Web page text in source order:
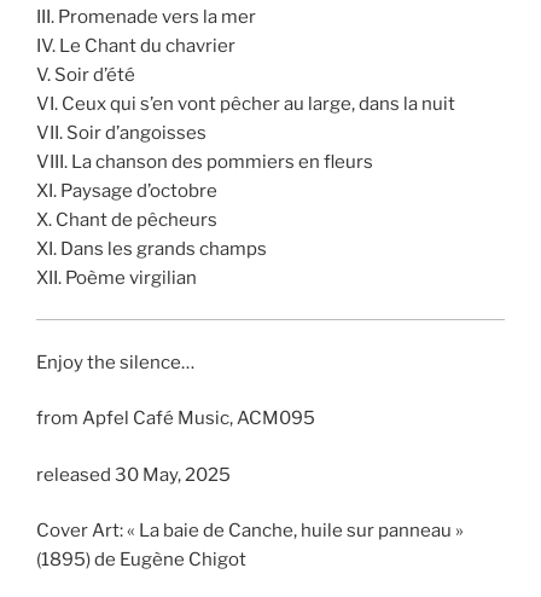
III. Promenade vers la mer
IV. Le Chant du chavrier
V. Soir d’été
VI. Ceux qui s’en vont pêcher au large, dans la nuit
VII. Soir d’angoisses
VIII. La chanson des pommiers en fleurs
XI. Paysage d’octobre
X. Chant de pêcheurs
XI. Dans les grands champs
XII. Poème virgilian
Enjoy the silence…
from Apfel Café Music, ACM095
released 30 May, 2025
Cover Art: « La baie de Canche, huile sur panneau »
(1895) de Eugène Chigot